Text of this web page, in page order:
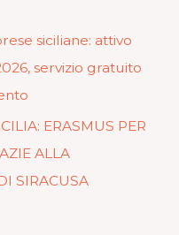
siciliane: attivo
servizio gratuito
ERASMUS PER
ALLA
SIRACUSA